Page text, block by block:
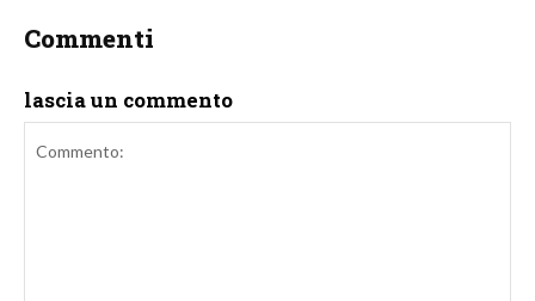
Commenti
lascia un commento